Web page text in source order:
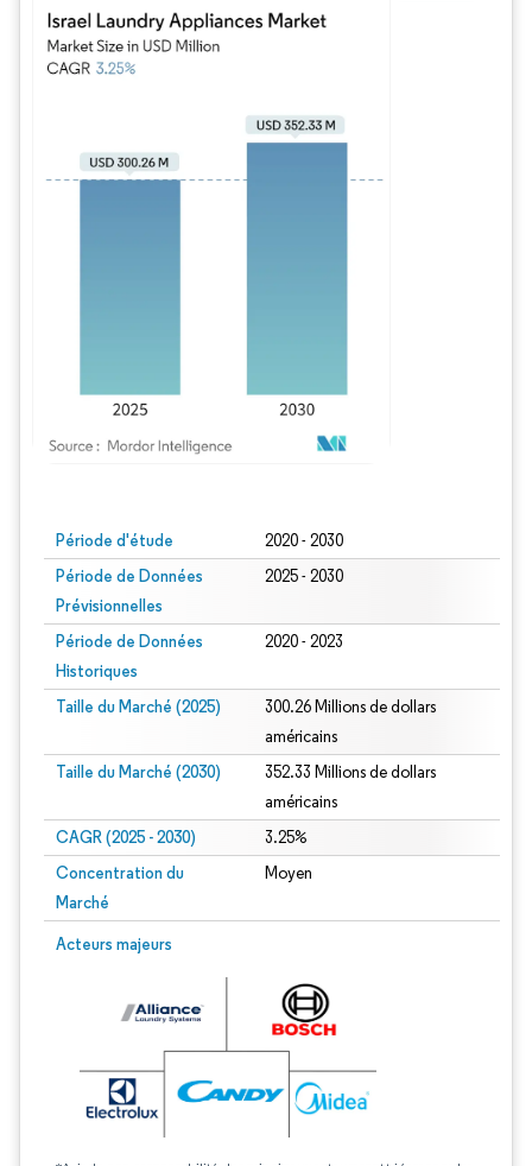
Période d'étude 2020 - 2030
Période de Données
Prévisionnelles
2025 - 2030
Période de Données
Historiques
2020 - 2023
Taille du Marché (2025)
300.26 Millions de dollars
américains
Taille du Marché (2030)
352.33 Millions de dollars
américains
CAGR (2025 - 2030) 3.25%
Concentration du
Marché
Moyen
Acteurs majeurs